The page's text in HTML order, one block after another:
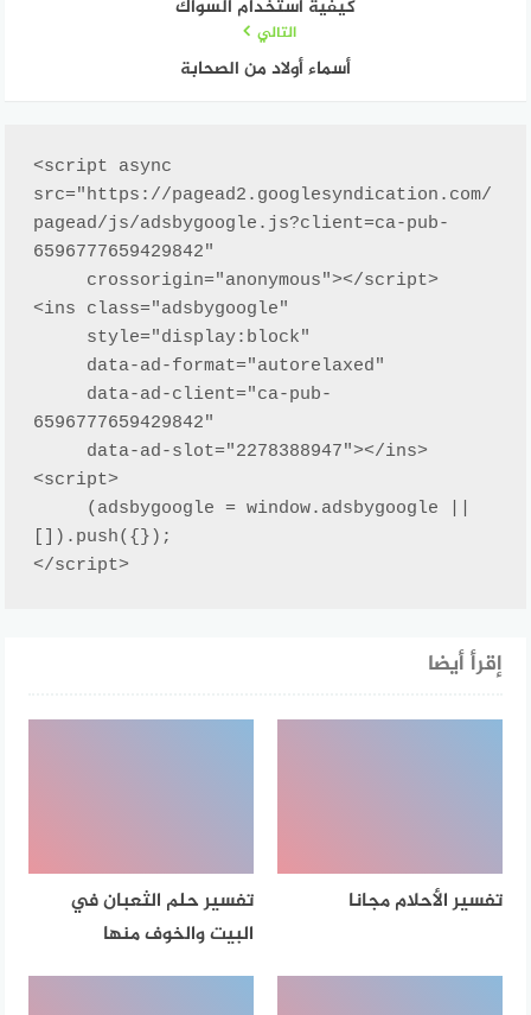
كيفية استخدام السواك
التالي
أسماء أولاد من الصحابة
<script async
src="https://pagead2.googlesyndication.com/
pagead/js/adsbygoogle.js?client=ca-pub-
6596777659429842"
<ins class="adsbygoogle"
6596777659429842"
<script>
[]).push({});
</script>
إقرأ أيضا
تفسير الأحلام مجانا
تفسير حلم الثعبان في
البيت والخوف منها